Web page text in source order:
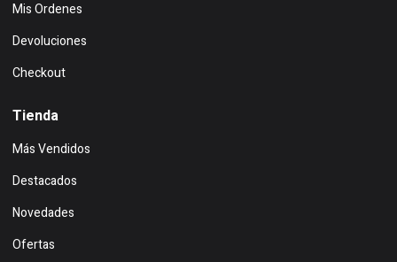
Mis Ordenes
Devoluciones
Checkout
Tienda
Más Vendidos
Destacados
Novedades
Ofertas